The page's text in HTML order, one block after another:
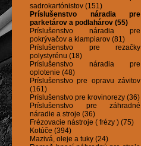
sadrokartónistov (151)
Príslušenstvo náradia pre
parketárov a podlahárov (55)
Príslušenstvo náradia pre
pokrývačov a klampiarov (81)
Príslušenstvo pre rezačky
polystyrénu (18)
Príslušenstvo náradia pre
oplotenie (48)
Príslušenstvo pre opravu závitov
(161)
Príslušenstvo pre krovinorezy (36)
Príslušenstvo pre záhradné
náradie a stroje (36)
Frézovacie nástroje ( frézy ) (75)
Kotúče (394)
Mazivá, oleje a tuky (24)